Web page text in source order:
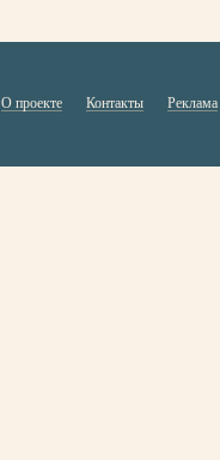
О проекте Контакты Реклама